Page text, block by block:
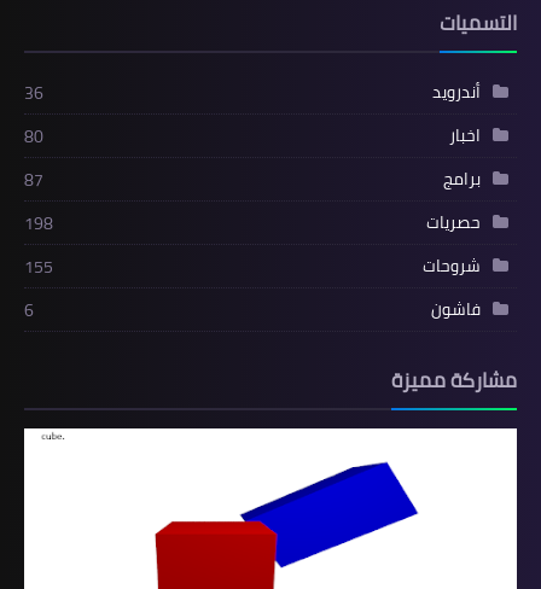
التسميات
أندرويد
36
اخبار
80
برامج
87
حصريات
198
شروحات
155
فاشون
6
مشاركة مميزة